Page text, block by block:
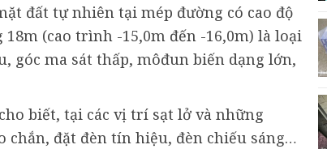
đất tự nhiên tại mép đường có cao độ
(cao trình -15,0m đến -16,0m) là loại
góc ma sát thấp, môđun biến dạng lớn,
biết, tại các vị trí sạt lở và những
chắn, đặt đèn tín hiệu, đèn chiếu sáng…